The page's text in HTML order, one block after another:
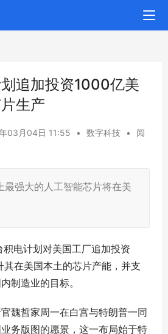
追加投资1000亿美
生产
03月04日 11:55 • 数字科技 •
阅
最强大的人工智能芯片将在美
电计划对美国工厂追加投资
在美国本土的芯片产能，并支
制造业的目标。
哲家周一在白宫与特朗普一同
务版图的愿景，这一布局始于特